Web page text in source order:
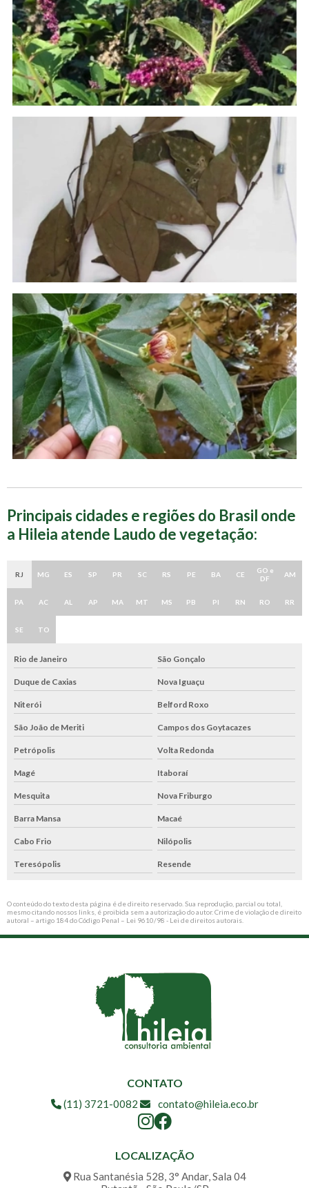
Principais cidades e regiões do Brasil onde
a Hileia atende Laudo de vegetação:
RJ MG ES SP PR SC RS PE BA CE
GO e
DF
AM
PA AC AL AP MA MT MS PB PI RN RO RR
SE TO
Rio de Janeiro São Gonçalo
Duque de Caxias Nova Iguaçu
Niterói Belford Roxo
São João de Meriti Campos dos Goytacazes
Petrópolis Volta Redonda
Magé Itaboraí
Mesquita Nova Friburgo
Barra Mansa Macaé
Cabo Frio Nilópolis
Teresópolis Resende
O conteúdo do texto desta página é de direito reservado. Sua reprodução, parcial ou total,
mesmo citando nossos links, é proibida sem a autorização do autor. Crime de violação de direito
autoral – artigo 184 do Código Penal – Lei 9610/98 - Lei de direitos autorais
CONTATO
(11) 3721-0082 contato@hileia.eco.br
LOCALIZAÇÃO
Rua Santanésia 528, 3° Andar, Sala 04